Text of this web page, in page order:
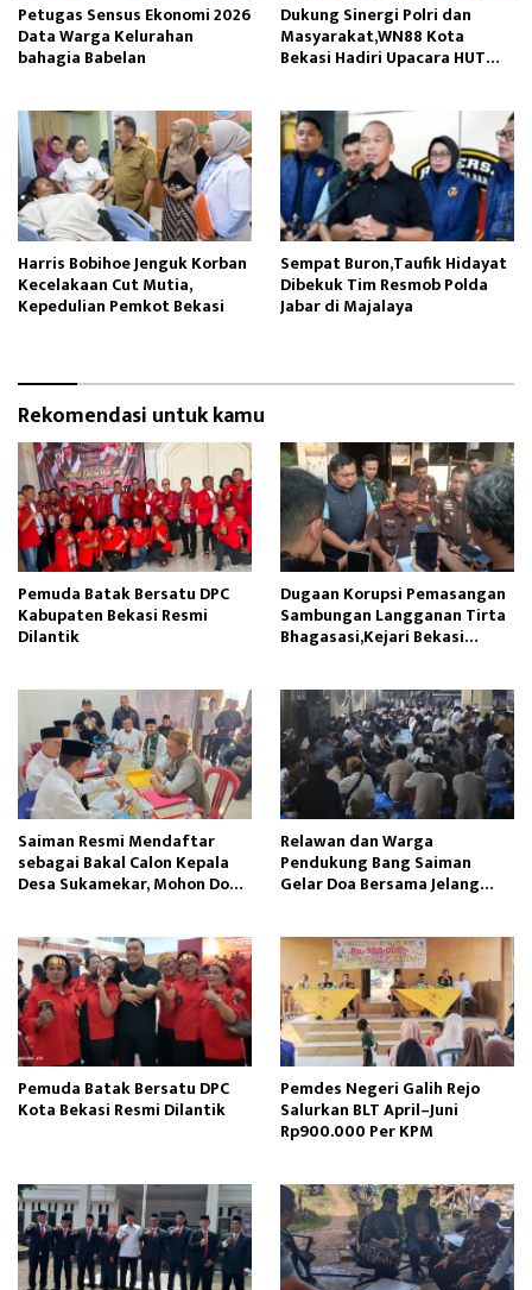
Petugas Sensus Ekonomi 2026
Data Warga Kelurahan
bahagia Babelan
Dukung Sinergi Polri dan
Masyarakat,WN88 Kota
Bekasi Hadiri Upacara HUT
Harris Bobihoe Jenguk Korban
Kecelakaan Cut Mutia,
Kepedulian Pemkot Bekasi
Sempat Buron,Taufik Hidayat
Dibekuk Tim Resmob Polda
Jabar di Majalaya
Rekomendasi untuk kamu
Pemuda Batak Bersatu DPC
Kabupaten Bekasi Resmi
Dilantik
Dugaan Korupsi Pemasangan
Sambungan Langganan Tirta
Bhagasasi,Kejari Bekasi
Saiman Resmi Mendaftar
sebagai Bakal Calon Kepala
Desa Sukamekar, Mohon Doa
Relawan dan Warga
Pendukung Bang Saiman
Gelar Doa Bersama Jelang
Pemuda Batak Bersatu DPC
Kota Bekasi Resmi Dilantik
Pemdes Negeri Galih Rejo
Salurkan BLT April–Juni
Rp900.000 Per KPM